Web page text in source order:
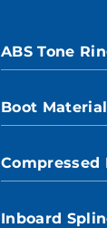
ABS Tone
Boot Material
Compressed
Inboard